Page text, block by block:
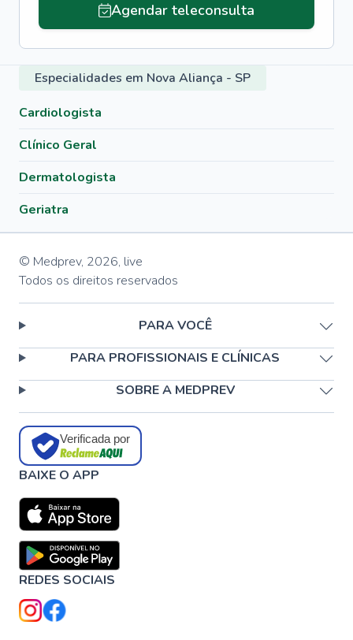
Agendar teleconsulta
Especialidades em Nova Aliança - SP
Cardiologista
Clínico Geral
Dermatologista
Geriatra
© Medprev, 2026, live
Todos os direitos reservados
PARA VOCÊ
PARA PROFISSIONAIS E CLÍNICAS
SOBRE A MEDPREV
Verificada por
BAIXE O APP
REDES SOCIAIS